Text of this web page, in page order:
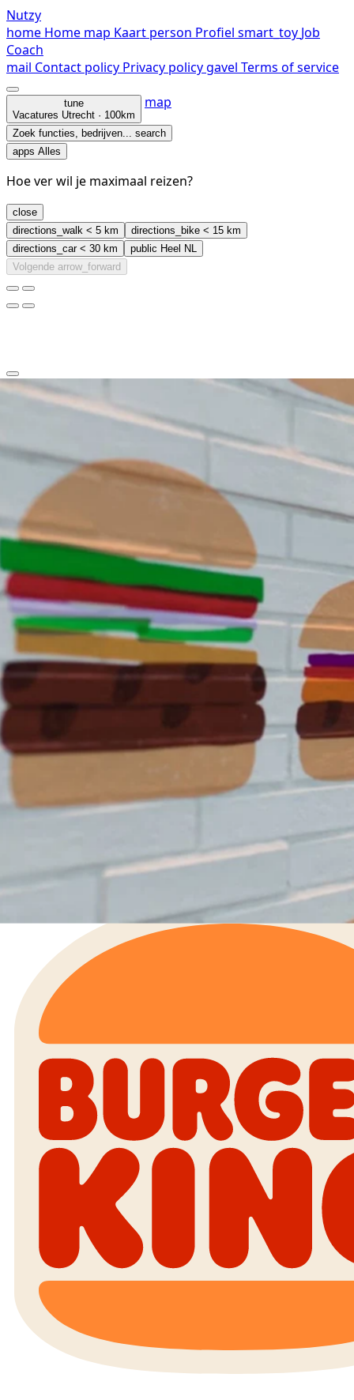
Nutzy
home Home map Kaart person Profiel smart_toy Job
Coach
mail Contact policy Privacy policygavel Terms of service
tune
Vacatures Utrecht · 100km
map
Zoek functies, bedrijven... search
apps Alles
Hoe ver wil je maximaal reizen?
close
directions_walk < 5 km directions_bike < 15 km
directions_car< 30 km public Heel NL
Volgende arrow_forward
clear arrow_back_ios_new
favorite
share